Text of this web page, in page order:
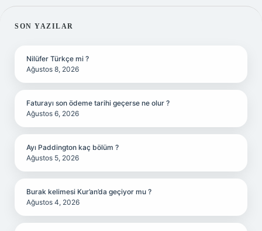
SIDEBAR
SON YAZILAR
Nilüfer Türkçe mi ?
Ağustos 8, 2026
Faturayı son ödeme tarihi geçerse ne olur ?
Ağustos 6, 2026
Ayı Paddington kaç bölüm ?
Ağustos 5, 2026
Burak kelimesi Kur’an’da geçiyor mu ?
Ağustos 4, 2026